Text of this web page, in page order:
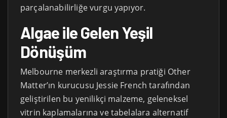
parçalanabilirliğe vurgu yapıyor.
Algae ile Gelen Yeşil
Dönüşüm
Melbourne merkezli araştırma pratiği Other
Matter’ın kurucusu Jessie French tarafından
geliştirilen bu yenilikçi malzeme, geleneksel
vitrin kaplamalarına ve tabelalara alternatif